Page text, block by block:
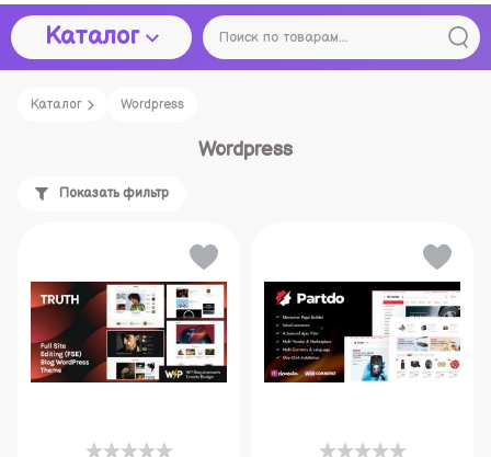
Каталог
Каталог Wordpress
Wordpress
Показать фильтр